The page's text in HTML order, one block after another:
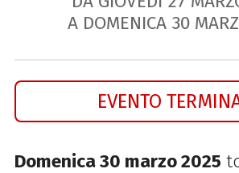
A DOMENICA 30
EVENTO
Domenica 30 marzo 2025